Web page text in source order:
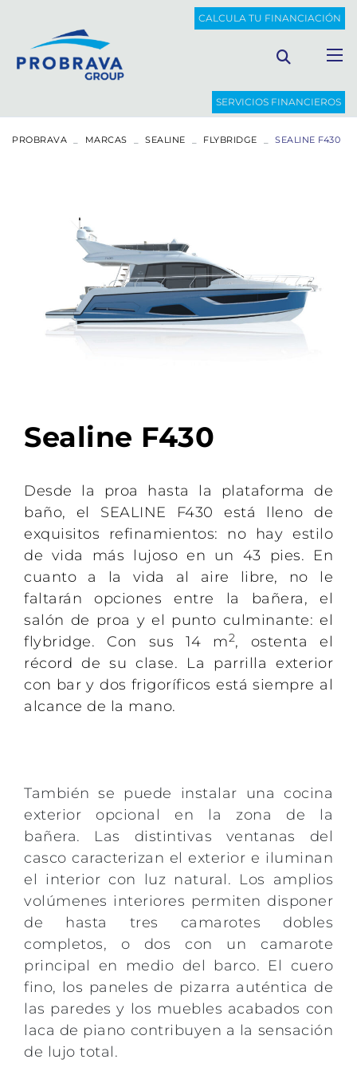
CALCULA TU FINANCIACIÓN
SERVICIOS FINANCIEROS
PROBRAVA MARCAS SEALINE FLYBRIDGE SEALINE F430
Sealine F430
Desde la proa hasta la plataforma de
baño, el SEALINE F430 está lleno de
exquisitos refinamientos: no hay estilo
de vida más lujoso en un 43 pies. En
cuanto a la vida al aire libre, no le
faltarán opciones entre la bañera, el
salón de proa y el punto culminante: el
flybridge. Con sus 14 m2, ostenta el
récord de su clase. La parrilla exterior
con bar y dos frigoríficos está siempre al
alcance de la mano.
También se puede instalar una cocina
exterior opcional en la zona de la
bañera. Las distintivas ventanas del
casco caracterizan el exterior e iluminan
el interior con luz natural. Los amplios
volúmenes interiores permiten disponer
de hasta tres camarotes dobles
completos, o dos con un camarote
principal en medio del barco. El cuero
fino, los paneles de pizarra auténtica de
las paredes y los muebles acabados con
laca de piano contribuyen a la sensación
de lujo total.